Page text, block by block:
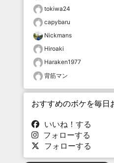
tokiwa24
capybaru
Nickmans
Hiroaki
Haraken1977
背筋マン
おすすめのボケを毎日
いいね！する
フォローする
フォローする